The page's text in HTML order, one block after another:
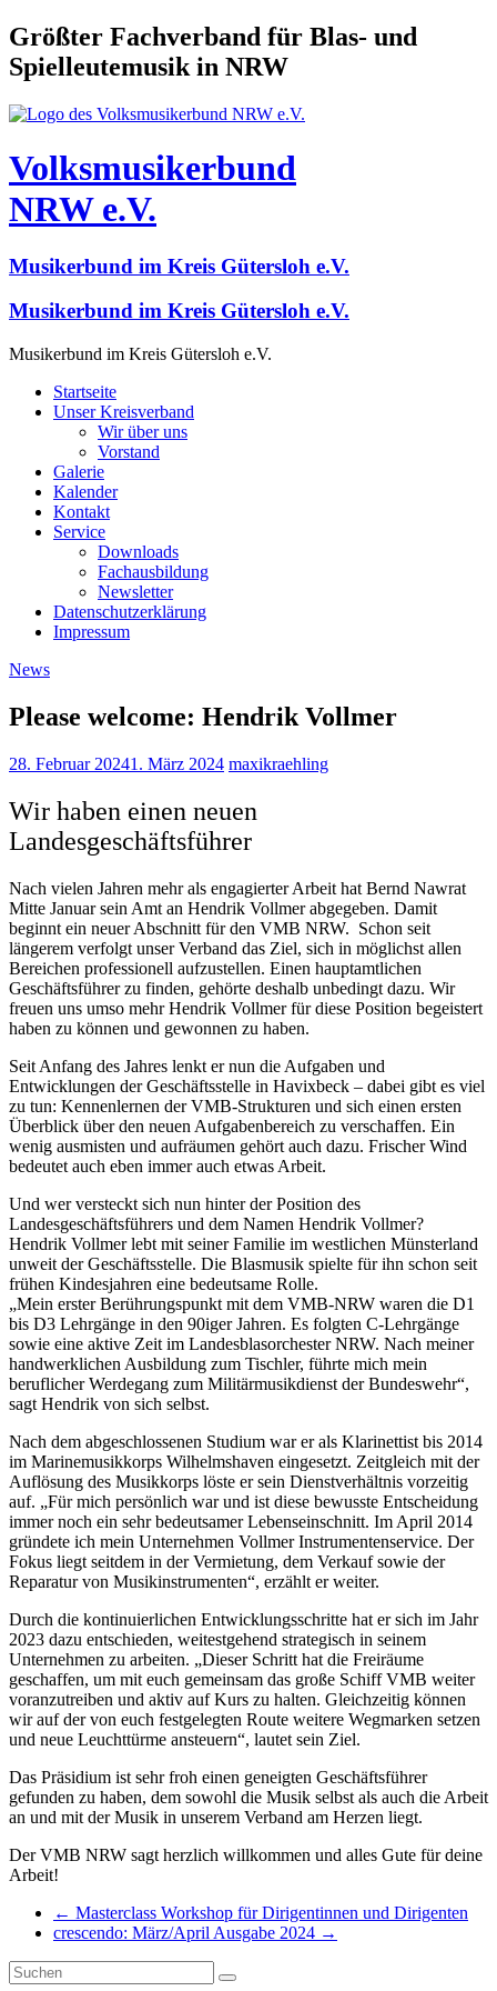
Größter Fachverband für Blas- und
Spielleutemusik in NRW
Volksmusikerbund
NRW e.V.
Musikerbund im Kreis Gütersloh e.V.
Musikerbund im Kreis Gütersloh e.V.
Musikerbund im Kreis Gütersloh e.V.
Startseite
Unser Kreisverband
Wir über uns
Vorstand
Galerie
Kalender
Kontakt
Service
Downloads
Fachausbildung
Newsletter
Datenschutzerklärung
Impressum
News
Please welcome: Hendrik Vollmer
28. Februar 20241. März 2024 maxikraehling
Wir haben einen neuen
Landesgeschäftsführer
Nach vielen Jahren mehr als engagierter Arbeit hat Bernd Nawrat
Mitte Januar sein Amt an Hendrik Vollmer abgegeben. Damit
beginnt ein neuer Abschnitt für den VMB NRW. Schon seit
längerem verfolgt unser Verband das Ziel, sich in möglichst allen
Bereichen professionell aufzustellen. Einen hauptamtlichen
Geschäftsführer zu finden, gehörte deshalb unbedingt dazu. Wir
freuen uns umso mehr Hendrik Vollmer für diese Position begeistert
haben zu können und gewonnen zu haben.
Seit Anfang des Jahres lenkt er nun die Aufgaben und
Entwicklungen der Geschäftsstelle in Havixbeck – dabei gibt es viel
zu tun: Kennenlernen der VMB-Strukturen und sich einen ersten
Überblick über den neuen Aufgabenbereich zu verschaffen. Ein
wenig ausmisten und aufräumen gehört auch dazu. Frischer Wind
bedeutet auch eben immer auch etwas Arbeit.
Und wer versteckt sich nun hinter der Position des
Landesgeschäftsführers und dem Namen Hendrik Vollmer?
Hendrik Vollmer lebt mit seiner Familie im westlichen Münsterland
unweit der Geschäftsstelle. Die Blasmusik spielte für ihn schon seit
frühen Kindesjahren eine bedeutsame Rolle.
„Mein erster Berührungspunkt mit dem VMB-NRW waren die D1
bis D3 Lehrgänge in den 90iger Jahren. Es folgten C-Lehrgänge
sowie eine aktive Zeit im Landesblasorchester NRW. Nach meiner
handwerklichen Ausbildung zum Tischler, führte mich mein
beruflicher Werdegang zum Militärmusikdienst der Bundeswehr“,
sagt Hendrik von sich selbst.
Nach dem abgeschlossenen Studium war er als Klarinettist bis 2014
im Marinemusikkorps Wilhelmshaven eingesetzt. Zeitgleich mit der
Auflösung des Musikkorps löste er sein Dienstverhältnis vorzeitig
auf. „Für mich persönlich war und ist diese bewusste Entscheidung
immer noch ein sehr bedeutsamer Lebenseinschnitt. Im April 2014
gründete ich mein Unternehmen Vollmer Instrumentenservice. Der
Fokus liegt seitdem in der Vermietung, dem Verkauf sowie der
Reparatur von Musikinstrumenten“, erzählt er weiter.
Durch die kontinuierlichen Entwicklungsschritte hat er sich im Jahr
2023 dazu entschieden, weitestgehend strategisch in seinem
Unternehmen zu arbeiten. „Dieser Schritt hat die Freiräume
geschaffen, um mit euch gemeinsam das große Schiff VMB weiter
voranzutreiben und aktiv auf Kurs zu halten. Gleichzeitig können
wir auf der von euch festgelegten Route weitere Wegmarken setzen
und neue Leuchttürme ansteuern“, lautet sein Ziel.
Das Präsidium ist sehr froh einen geneigten Geschäftsführer
gefunden zu haben, dem sowohl die Musik selbst als auch die Arbeit
an und mit der Musik in unserem Verband am Herzen liegt.
Der VMB NRW sagt herzlich willkommen und alles Gute für deine
Arbeit!
← Masterclass Workshop für Dirigentinnen und Dirigenten
crescendo: März/April Ausgabe 2024 →